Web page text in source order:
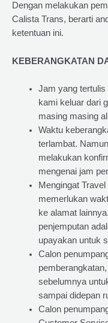
Dengan melakukan
Calista Trans, berarti
ketentuan ini.
KEBERANGKATAN
Jam yang tertulis
kami keluar dari
masing masing
Waktu
terlambat.
melakukan
mengenai jam
Mengingat
memerlukan
ke alamat
penjemputan
upayakan untuk
Calon
sebelumnya
sampai didepan
Calon